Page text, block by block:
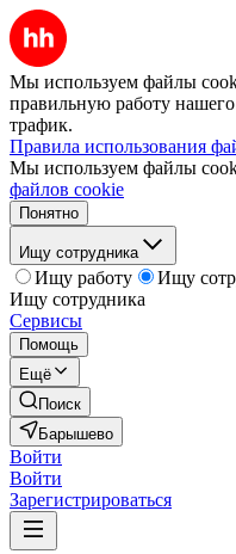
Мы используем файлы
правильную работу нашего
трафик.
Правила использования
Мы используем файлы
файлов cookie
Понятно
Ищу сотрудника
Ищу работу
Ищу
Ищу сотрудника
Сервисы
Помощь
Ещё
Поиск
Барышево
Войти
Войти
Зарегистрироваться